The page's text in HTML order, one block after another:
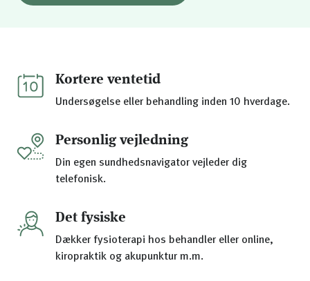
Kortere ventetid
Undersøgelse eller behandling inden 10 hverdage.
Personlig vejledning
Din egen sundhedsnavigator vejleder dig
telefonisk.
Det fysiske
Dækker fysioterapi hos behandler eller online,
kiropraktik og akupunktur m.m.